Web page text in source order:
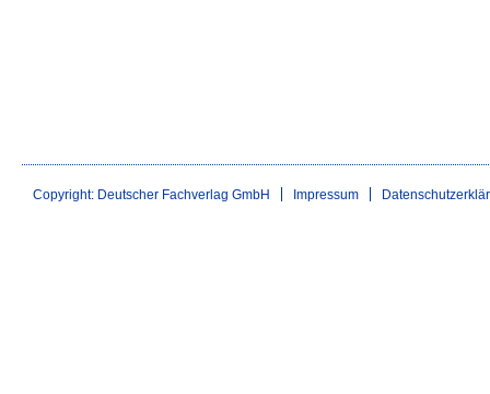
Copyright: Deutscher Fachverlag GmbH Impressum